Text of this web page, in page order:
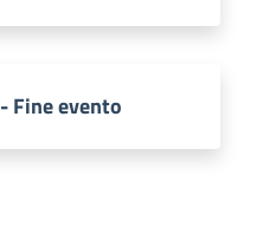
Fine evento